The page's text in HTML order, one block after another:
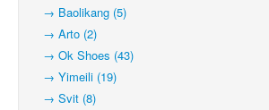
→ Baolikang (5)
→ Arto (2)
→ Ok Shoes (43)
→ Yimeili (19)
→ Svit (8)